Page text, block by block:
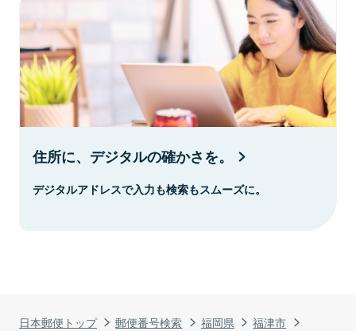
日本郵便トップ 郵便番号検索 福岡県
福津市
住所に、デジタルの確かさを。
デジタルアドレスで入力も検索もスムーズに。